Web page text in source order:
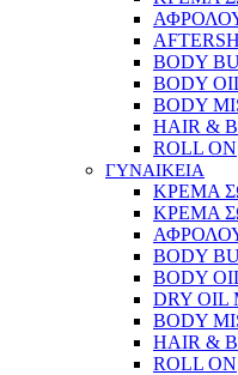
BODY
BODY
BODY
HAIR &
ROLL ON
ΓΥΝΑΙΚΕΙΑ
ΚΡΕΜΑ
ΚΡΕΜΑ
BODY
BODY
DRY OIL
BODY
HAIR &
ROLL ON